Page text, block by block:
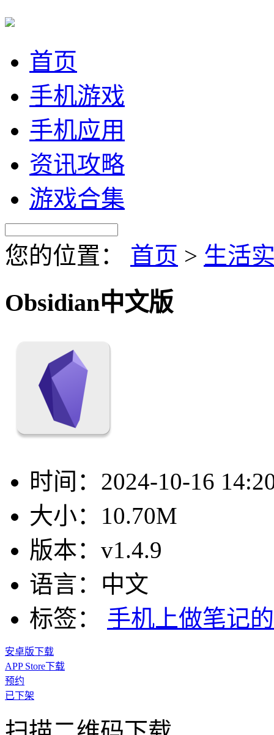
首页
手机游戏
手机应用
资讯攻略
游戏合集
您的位置： 首页 > 生活
Obsidian中文版
时间： 2024-10-16
大小： 10.70M
版本： v1.4.9
语言： 中文
标签：
手机上做笔记
安卓版下载
APP Store下载
预约
已下架